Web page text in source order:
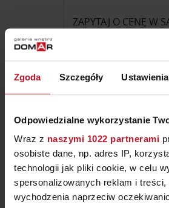
Zgoda Szczegóły
Odpowiedzialne wykorzystanie
Wraz z naszymi 1022 partnerami
osobiste dane, np. adres IP,
technologii jak pliki cookie, w celu
spersonalizowanych reklam i
wychodzenia naprzeciw
ZAPYTAJ O CENĘ W
ZOBACZ WIĘCEJ
Fotele i pufy —
Galeria Wnętrz
Fotele i pufy to meble przeznaczone do
uzupełniania stref wypoczynkowych
gabinetach. Obejmują fotele